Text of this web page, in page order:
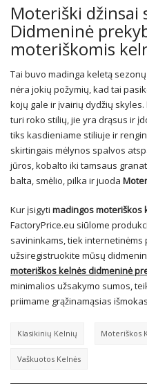
Moteriški džinsai
Didmeninė
moteriškomis
Tai buvo madinga keletą sezonų
nėra jokių požymių, kad tai
kojų gale ir įvairių dydžių skyles.
turi roko stilių, jie yra drąsus ir
tiks kasdieniame stiliuje ir
skirtingais mėlynos spalvos
jūros, kobalto iki tamsaus
balta, smėlio, pilka ir juoda
Kur įsigyti madingos moteriškos
FactoryPrice.eu siūlome
savininkams, tiek internetinėms
užsiregistruokite mūsų
moteriškos kelnės didmeninė
minimalios užsakymo sumos,
priimame grąžinamąsias
Klasikinių Kelnių Moteriškos
Vaškuotos Kelnės